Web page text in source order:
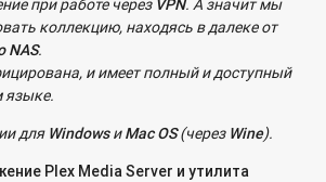
копию настроек QVR Pro если
резервирует место?
службе технической поддержке прямой
по портам на QNAP Turbo NAS?
при работе через VPN. А значит мы
коллекцию, находясь в далеке от
NAS.
и имеет полный и доступный
языке.
для WindowsиMac OS(через Wine).
Plex Media Server и утилита